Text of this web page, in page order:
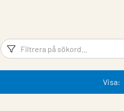
Filtreringsord
Visa: